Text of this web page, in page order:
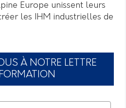
Europe unissent leurs
les IHM industrielles de
À NOTRE LETTRE